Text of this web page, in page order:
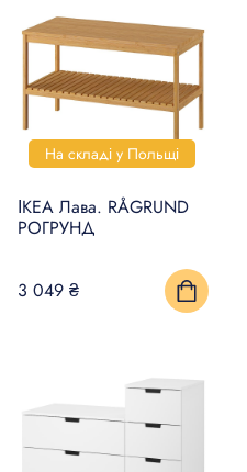
На складі у Польщі
ІКЕА Лава. RÅGRUND
РОГРУНД
3 049 ₴